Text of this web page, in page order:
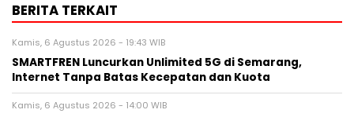
BERITA TERKAIT
Kamis, 6 Agustus 2026 - 19:43 WIB
SMARTFREN Luncurkan Unlimited 5G di Semarang,
Internet Tanpa Batas Kecepatan dan Kuota
Kamis, 6 Agustus 2026 - 14:00 WIB